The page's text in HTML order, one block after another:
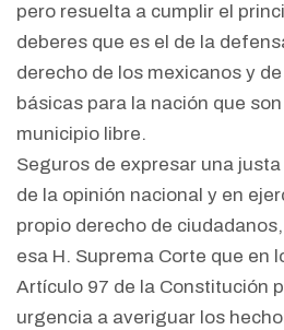
pero resuelta a cumplir el
deberes que es el de la
derecho de los mexicanos y
básicas para la nación que
municipio libre.
Seguros de expresar una
de la opinión nacional y en
propio derecho de
esa H. Suprema Corte que en
Artículo 97 de la Constitución
urgencia a averiguar los